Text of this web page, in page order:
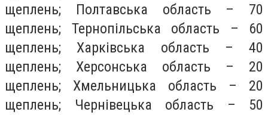
щеплень; Полтавська область – 70
щеплень; Тернопільська область – 60
щеплень; Харківська область – 40
щеплень; Херсонська область – 20
щеплень; Хмельницька область – 20
щеплень; Чернівецька область – 50